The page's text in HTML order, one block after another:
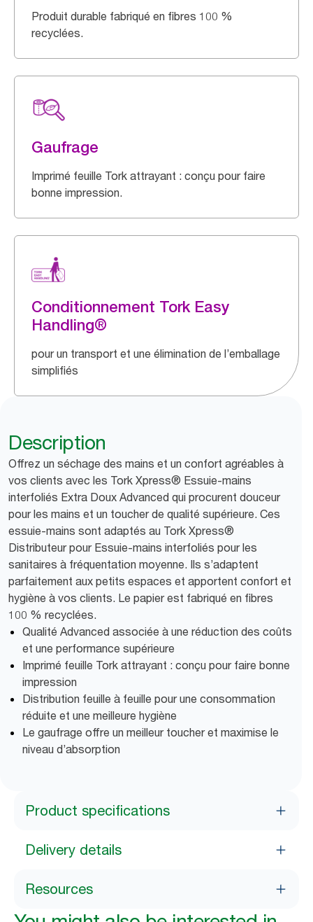
Produit durable fabriqué en fibres 100 %
recyclées.
Gaufrage
Imprimé feuille Tork attrayant : conçu pour faire
bonne impression.
Conditionnement Tork Easy
Handling®
pour un transport et une élimination de l’emballage
simplifiés
Description
Offrez un séchage des mains et un confort agréables à
vos clients avec les Tork Xpress® Essuie-mains
interfoliés Extra Doux Advanced qui procurent douceur
pour les mains et un toucher de qualité supérieure. Ces
essuie-mains sont adaptés au Tork Xpress®
Distributeur pour Essuie-mains interfoliés pour les
sanitaires à fréquentation moyenne. Ils s’adaptent
parfaitement aux petits espaces et apportent confort et
hygiène à vos clients. Le papier est fabriqué en fibres
100 % recyclées.
Qualité Advanced associée à une réduction des coûts
et une performance supérieure
Imprimé feuille Tork attrayant : conçu pour faire bonne
impression
Distribution feuille à feuille pour une consommation
réduite et une meilleure hygiène
Le gaufrage offre un meilleur toucher et maximise le
niveau d’absorption
Product specifications
Delivery details
Resources